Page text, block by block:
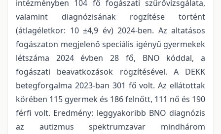
intézményben 104 fő fogászati szűrővizsgálata,
valamint diagnózisának rögzítése történt
(átlagéletkor: 10 ±4,9 év) 2024-ben. Az altatásos
fogászaton megjelenő speciális igényű gyermekek
létszáma 2024 évben 28 fő, BNO kóddal, a
fogászati beavatkozások rögzítésével. A DEKK
betegforgalma 2023-ban 301 fő volt. Az ellátottak
körében 115 gyermek és 186 felnőtt, 111 nő és 190
férfi volt. Eredmény: leggyakoribb BNO diagnózis
az autizmus spektrumzavar mindhárom